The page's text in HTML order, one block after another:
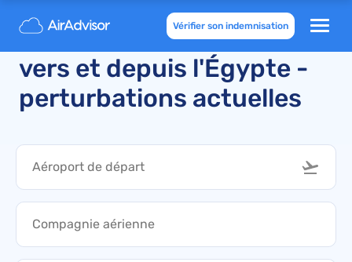
Vérifier son indemnisation
Vols annulés et retardés
vers et depuis l'Égypte -
perturbations actuelles